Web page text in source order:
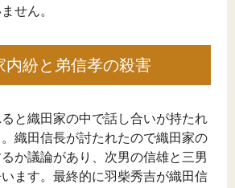
せん。
内紛と弟信孝の殺害
と織田家の中で話し合いが持たれ
織田信長が討たれたので織田家の
か議論があり、次男の信雄と三男
ます。最終的に羽柴秀吉が織田信